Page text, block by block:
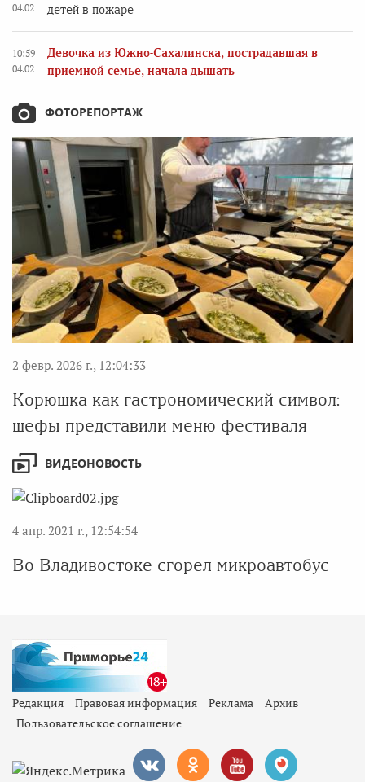
04.02
детей в пожаре
10:59
04.02
Девочка из Южно-Сахалинска, пострадавшая в
приемной семье, начала дышать
ФОТОРЕПОРТАЖ
2 февр. 2026 г., 12:04:33
Корюшка как гастрономический символ:
шефы представили меню фестиваля
ВИДЕОНОВОСТЬ
4 апр. 2021 г., 12:54:54
Во Владивостоке сгорел микроавтобус
Редакция Правовая информация Реклама
Архив
Пользовательское соглашение